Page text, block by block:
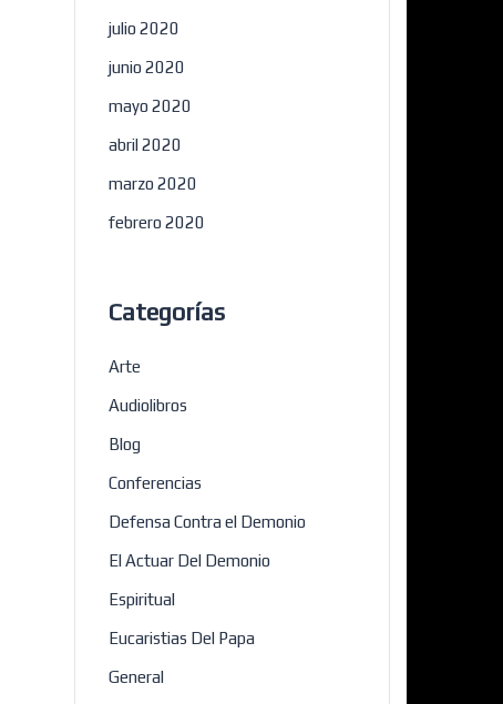
julio 2020
junio 2020
mayo 2020
abril 2020
marzo 2020
febrero 2020
Categorías
Arte
Audiolibros
Blog
Conferencias
Defensa Contra el Demonio
El Actuar Del Demonio
Espiritual
Eucaristias Del Papa
General